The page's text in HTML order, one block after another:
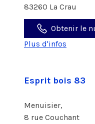
83260 La Crau
Obtenir le
Plus d'infos
Esprit bois 83
Menuisier,
8 rue Couchant